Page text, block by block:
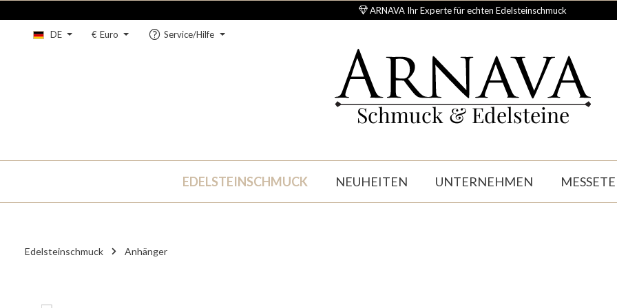
ARNAVA Ihr Experte für echten Edelsteinschmuck
DE € Euro Service/Hilfe
Schmuck & Edelsteine
EDELSTEINSCHMUCK NEUHEITEN UNTERNEHMEN
Edelsteinschmuck Anhänger